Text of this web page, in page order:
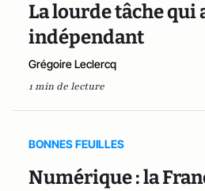
La lourde tâche
indépendant
Grégoire Leclercq
1 min de lecture
BONNES FEUILLES
Numérique : la